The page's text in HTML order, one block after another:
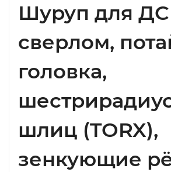
Шуруп для
сверлом,
головка,
шлиц (TORX),
зенкующие